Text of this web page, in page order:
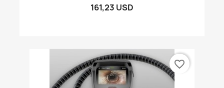
161,23 USD
favorite_border